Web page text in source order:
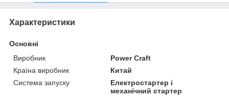
Характеристики
Основні
Виробник
Power Craft
Країна виробник
Китай
Система запуску
Електростартер і
механічний стартер